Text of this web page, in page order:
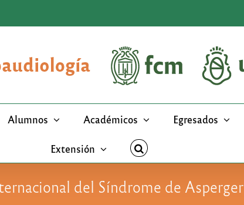
Alumnos Académicos Egresados
Extensión
del Síndrome de Asperger